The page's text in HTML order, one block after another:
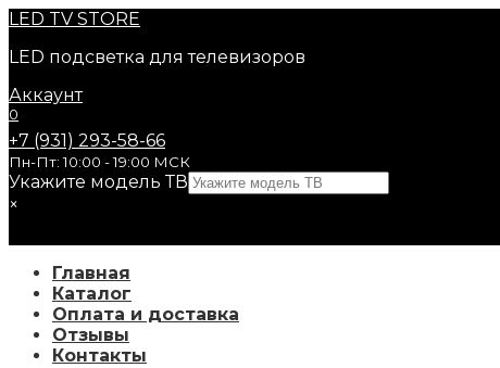
Перейти
содержанию
LED TV STORE
LED подсветка для телевизоров
Аккаунт
0
+7 (931) 293-58-66
Пн-Пт: 10:00 - 19:00 МСК
Укажите модель ТВ
×
Главная
Каталог
Оплата и доставка
Отзывы
Контакты